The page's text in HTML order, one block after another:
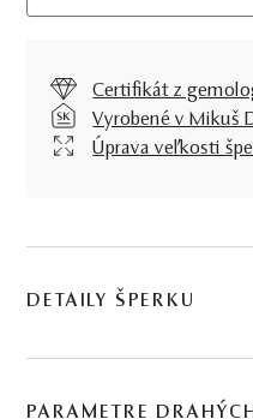
Certifikát z
Vyrobené v Mikuš
Úprava veľkosti
DETAILY ŠPERKU
záhnedy, dáva o svojej
PARAMETRE